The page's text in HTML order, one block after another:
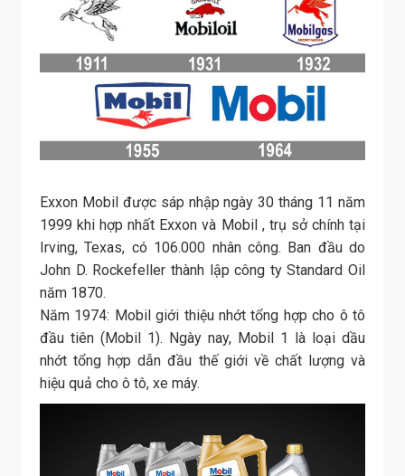
Exxon Mobil được sáp nhập ngày 30 tháng 11 năm
1999 khi hợp nhất Exxon và Mobil , trụ sở chính tại
Irving, Texas, có 106.000 nhân công. Ban đầu do
John D. Rockefeller thành lập công ty Standard Oil
năm 1870.
Năm 1974: Mobil giới thiệu nhớt tổng hợp cho ô tô
đầu tiên (Mobil 1). Ngày nay, Mobil 1 là loại dầu
nhớt tổng hợp dẫn đầu thế giới về chất lượng và
hiệu quả cho ô tô, xe máy.